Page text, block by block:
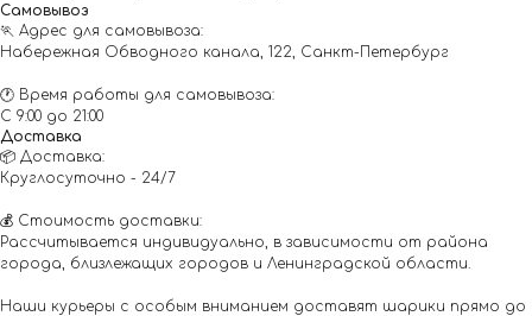
Самовывоз
🏃 Адрес для самовывоза:
Набережная Обводного канала, 122, Санкт-Петербург
🕐 Время работы для самовывоза:
С 9:00 до 21:00
Доставка
📦 Доставка:
Круглосуточно - 24/7
💰 Стоимость доставки:
Рассчитывается индивидуально, в зависимости от района
города, близлежащих городов и Ленинградской области.
Наши курьеры с особым вниманием доставят шарики прямо до